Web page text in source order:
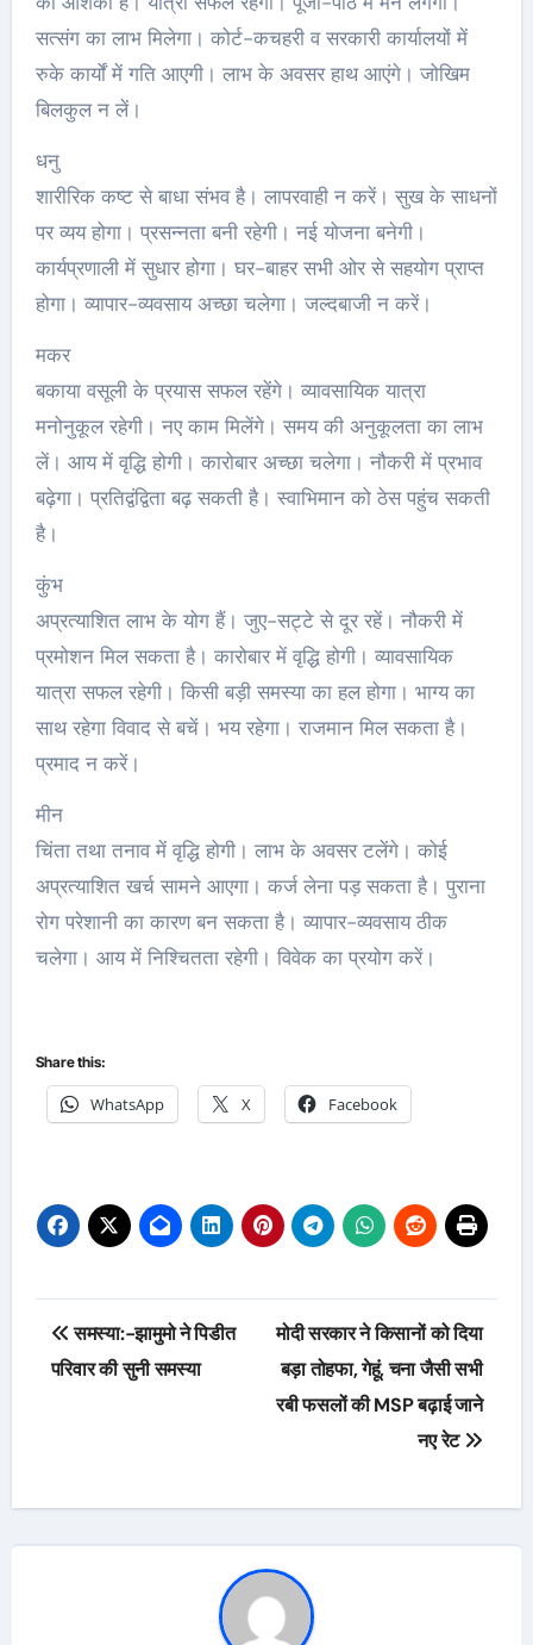
सत्संग का लाभ मिलेगा। कोर्ट-कचहरी व सरकारी कार्यालयों में
रुके कार्यों में गति आएगी। लाभ के अवसर हाथ आएंगे। जोखिम
बिलकुल न लें।
धनु
शारीरिक कष्ट से बाधा संभव है। लापरवाही न करें। सुख के साधनों
पर व्यय होगा। प्रसन्नता बनी रहेगी। नई योजना बनेगी।
कार्यप्रणाली में सुधार होगा। घर-बाहर सभी ओर से सहयोग प्राप्त
होगा। व्यापार-व्यवसाय अच्‍छा चलेगा। जल्दबाजी न करें।
मकर
बकाया वसूली के प्रयास सफल रहेंगे। व्यावसायिक यात्रा
मनोनुकूल रहेगी। नए काम मिलेंगे। समय की अनुकूलता का लाभ
लें। आय में वृद्धि होगी। कारोबार अच्‍छा चलेगा। नौकरी में प्रभाव
बढ़ेगा। प्रतिद्वंद्विता बढ़ सकती है। स्वाभिमान को ठेस पहुंच सकती
है।
कुंभ
अप्रत्याशित लाभ के योग हैं। जुए-सट्टे से दूर रहें। नौकरी में
प्रमोशन मिल सकता है। कारोबार में वृद्धि होगी। व्यावसायिक
यात्रा सफल रहेगी। किसी बड़ी समस्या का हल होगा। भाग्य का
साथ रहेगा विवाद से बचें। भय रहेगा। राजमान मिल सकता है।
प्रमाद न करें।
मीन
चिंता तथा तनाव में वृद्धि होगी। लाभ के अवसर टलेंगे। कोई
अप्रत्याशित खर्च सामने आएगा। कर्ज लेना पड़ सकता है। पुराना
रोग परेशानी का कारण बन सकता है। व्यापार-व्यवसाय ठीक
चलेगा। आय में निश्चितता रहेगी। विवेक का प्रयोग करें।
Share this:
WhatsApp X Facebook
Post
navigation
समस्या:-झामुमो ने पिडीत
परिवार की सुनी समस्या
मोदी सरकार ने किसानों को दिया
बड़ा तोहफा, गेहूं, चना जैसी सभी
रबी फसलों की MSP बढ़ाई जाने
नए रेट